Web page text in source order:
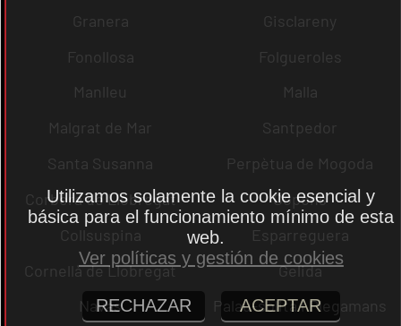
Granera
Gisclareny
Fonollosa
Folgueroles
Manlleu
Malla
Malgrat de Mar
Santpedor
Santa Susanna
Perpètua de Mogoda
Corbera de Llobregat
Copons
Collsuspina
Esparreguera
Cornellà de Llobregat
Gelida
Navas
Palau-solità i Plegamans
Utilizamos solamente la cookie esencial y
básica para el funcionamiento mínimo de esta
web.
Ver políticas y gestión de cookies
RECHAZAR ACEPTAR